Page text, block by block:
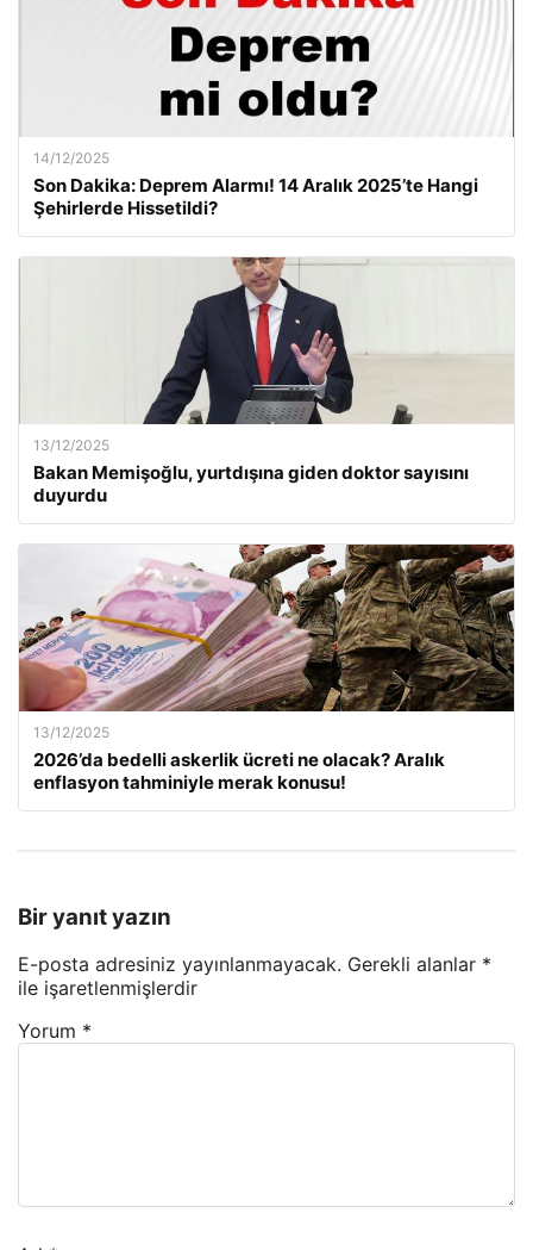
14/12/2025
Son Dakika: Deprem Alarmı! 14 Aralık 2025’te Hangi
Şehirlerde Hissetildi?
13/12/2025
Bakan Memişoğlu, yurtdışına giden doktor sayısını
duyurdu
13/12/2025
2026’da bedelli askerlik ücreti ne olacak? Aralık
enflasyon tahminiyle merak konusu!
Bir yanıt yazın
E-posta adresiniz yayınlanmayacak. Gerekli alanlar *
ile işaretlenmişlerdir
Yorum *